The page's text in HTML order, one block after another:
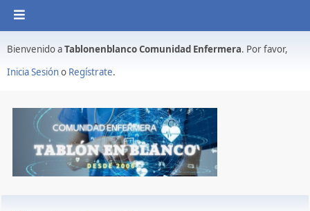
Bienvenido aTablonenblanco Comunidad Enfermera. Por favor,
Inicia Sesióno Regístrate.